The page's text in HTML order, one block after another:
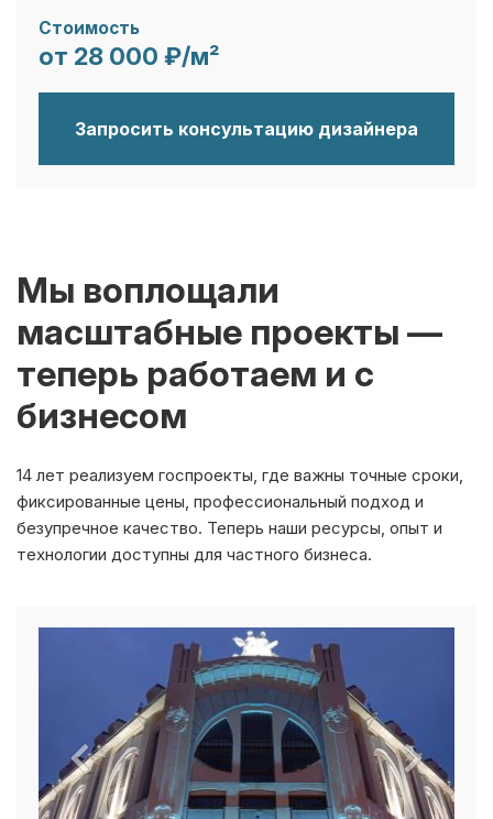
от 28 000 ₽/м²
Мы воплощали
масштабные проекты —
теперь работаем и с
бизнесом
фиксированные цены, профессиональный подход и
безупречное качество. Теперь наши ресурсы, опыт и
технологии доступны для частного бизнеса.